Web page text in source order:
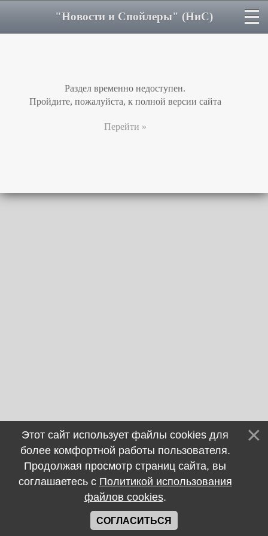
"Новости и Спойлеры" (НиС)
Раздел временно недоступен.
Пройдите, пожалуйста, к полной версии сайта
Перейти »
Этот сайт использует файлы cookies для
более комфортной работы пользователя.
Продолжая просмотр страниц сайта, вы
соглашаетесь с Политикой использования
файлов cookies.
СОГЛАСИТЬСЯ